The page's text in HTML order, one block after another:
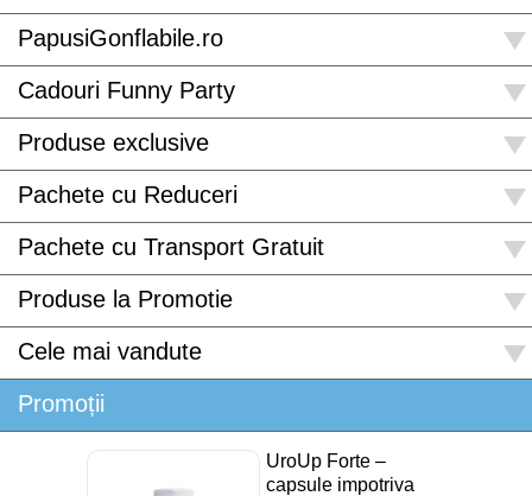
PapusiGonflabile.ro
Cadouri Funny Party
Produse exclusive
Pachete cu Reduceri
Pachete cu Transport Gratuit
Produse la Promotie
Cele mai vandute
Promoții
UroUp Forte –
capsule impotriva